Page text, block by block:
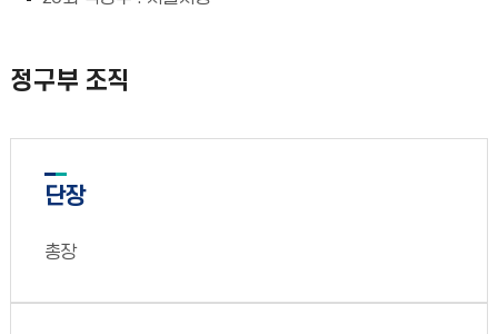
정구부 조직
단장
총장